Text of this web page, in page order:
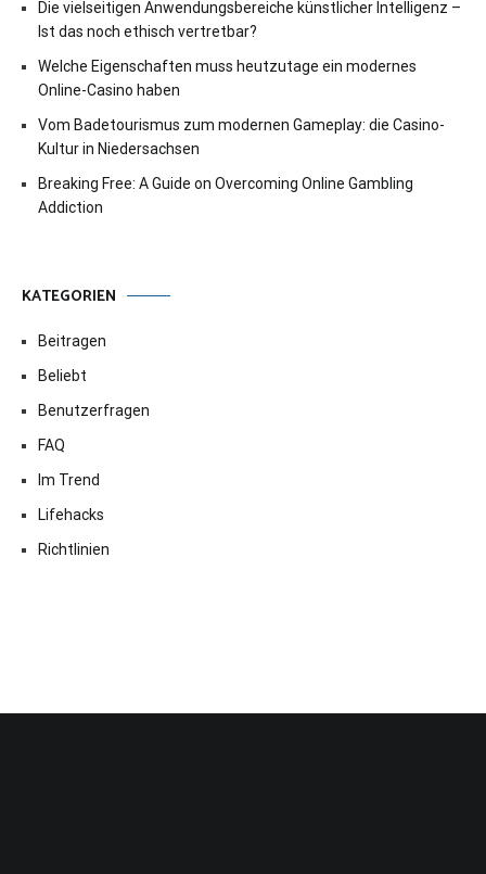
Die vielseitigen Anwendungsbereiche künstlicher Intelligenz –
Ist das noch ethisch vertretbar?
Welche Eigenschaften muss heutzutage ein modernes
Online-Casino haben
Vom Badetourismus zum modernen Gameplay: die Casino-
Kultur in Niedersachsen
Breaking Free: A Guide on Overcoming Online Gambling
Addiction
KATEGORIEN
Beitragen
Beliebt
Benutzerfragen
FAQ
Im Trend
Lifehacks
Richtlinien